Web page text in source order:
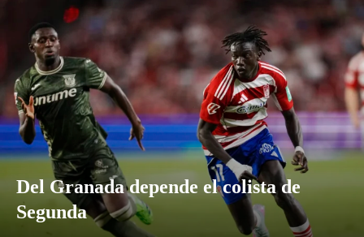
Del Granada depende el colista de
Segunda